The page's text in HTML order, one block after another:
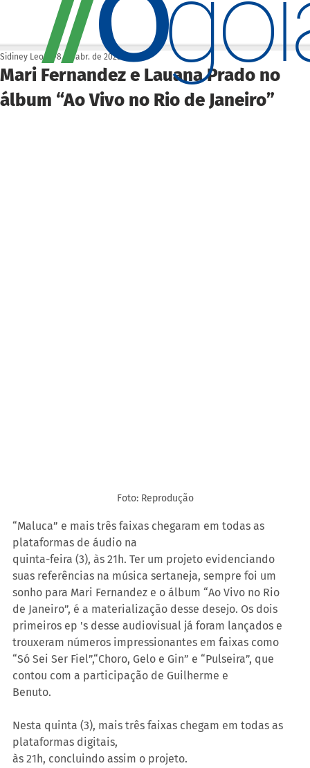
Mari Fernandez e Lauana Prado no
álbum “Ao Vivo no Rio de Janeiro”
Sidiney Leonis 8 de abr. de 2025
Foto: Reprodução
“Maluca” e mais três faixas chegaram em todas as
plataformas de áudio na
quinta-feira (3), às 21h. Ter um projeto evidenciando
suas referências na música sertaneja, sempre foi um
sonho para Mari Fernandez e o álbum “Ao Vivo no Rio
de Janeiro”, é a materialização desse desejo. Os dois
primeiros ep 's desse audiovisual já foram lançados e
trouxeram números impressionantes em faixas como
“Só Sei Ser Fiel”,“Choro, Gelo e Gin” e “Pulseira”, que
contou com a participação de Guilherme e
Benuto.
Nesta quinta (3), mais três faixas chegam em todas as
plataformas digitais,
às 21h, concluindo assim o projeto.